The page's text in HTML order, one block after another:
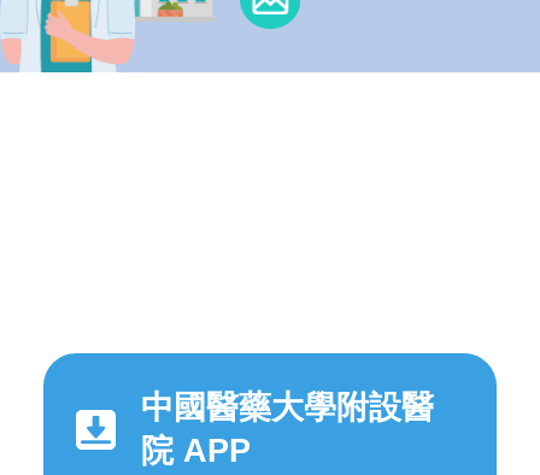
中國醫藥大學附設醫
院 APP